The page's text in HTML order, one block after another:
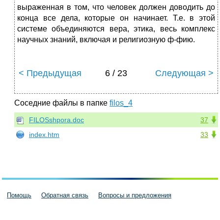
выраженная в том, что человек должен доводить до
конца все дела, которые он начинает. Т.е. в этой
системе объединяются вера, этика, весь комплекс
научных знаний, включая и религиозную ф-фию.
< Предыдущая 6 / 23 Следующая >
Соседние файлы в папке filos_4
37
FILOSshpora.doc
33
index.htm
Помощь Обратная связь Вопросы и предложения